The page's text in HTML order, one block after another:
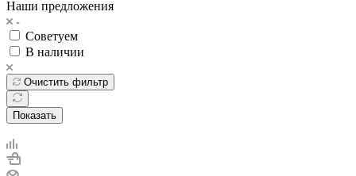
Наши предложения
Советуем
В наличии
Очистить фильтр
Показать